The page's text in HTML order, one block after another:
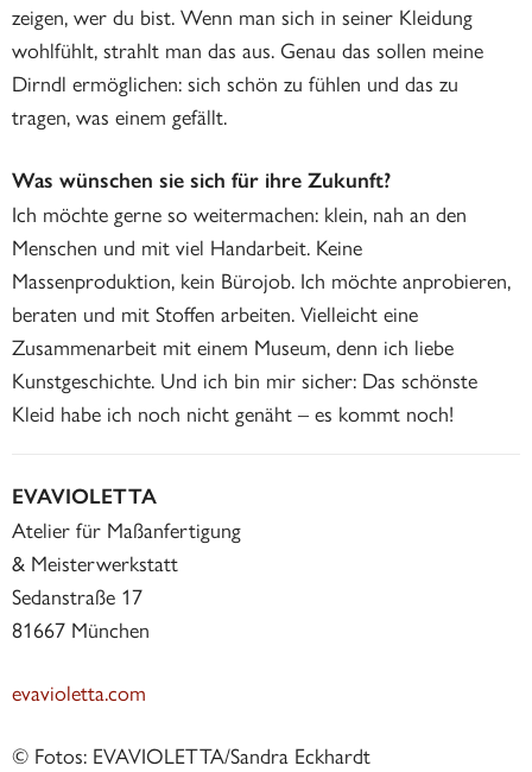
zeigen, wer du bist. Wenn man sich in seiner Kleidung
wohlfühlt, strahlt man das aus. Genau das sollen meine
Dirndl ermöglichen: sich schön zu fühlen und das zu
tragen, was einem gefällt.
Was wünschen sie sich für ihre Zukunft?
Ich möchte gerne so weitermachen: klein, nah an den
Menschen und mit viel Handarbeit. Keine
Massenproduktion, kein Bürojob. Ich möchte anprobieren,
beraten und mit Stoffen arbeiten. Vielleicht eine
Zusammenarbeit mit einem Museum, denn ich liebe
Kunstgeschichte. Und ich bin mir sicher: Das schönste
Kleid habe ich noch nicht genäht – es kommt noch!
EVAVIOLETTA
Atelier für Maßanfertigung
& Meisterwerkstatt
Sedanstraße 17
81667 München
evavioletta.com
© Fotos: EVAVIOLETTA/Sandra Eckhardt